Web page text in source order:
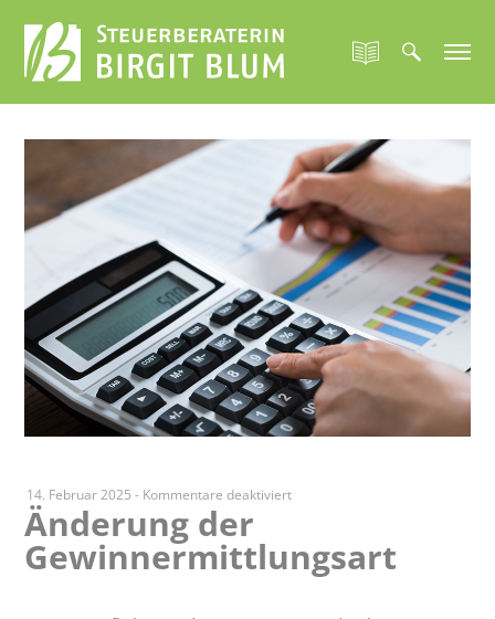
14. Februar 2025 - Kommentare deaktiviertfür
Gewinnermittlungsart
Änderung der
Gewinnermittlungsart